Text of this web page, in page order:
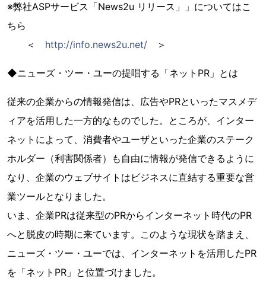
※弊社ASPサービス「News2u リリース」」についてはこ
ちら
＜ http://info.news2u.net/ ＞
◆ニューズ・ツー・ユーの提唱する「ネットPR」とは
従来の企業からの情報発信は、広告やPRといったマスメデ
ィアを活用した一方的なものでした。ところが、インター
ネットによって、消費者やユーザといった企業のステーク
ホルダー（利害関係者）も自由に情報が発信できるように
なり、企業のウェブサイトはビジネスに直結する重要な営
業ツールとなりました。
いま、企業PRは従来型のPRからインターネット時代のPR
へと脱皮の時期に来ています。このような現状を踏まえ、
ニューズ・ツー・ユーでは、インターネットを活用したPR
を「ネットPR」と位置づけました。